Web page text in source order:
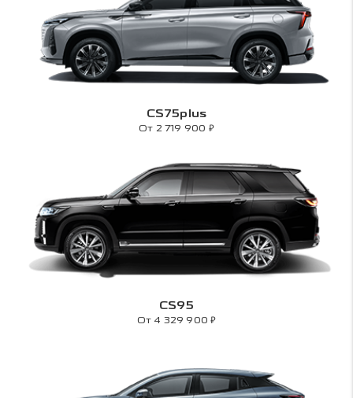
CS75plus
От 2 719 900 ₽
CS95
От 4 329 900₽